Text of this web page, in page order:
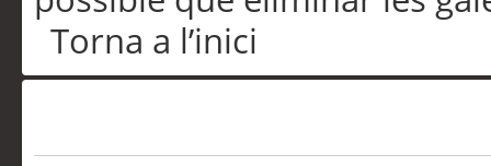
Torna a l’inici